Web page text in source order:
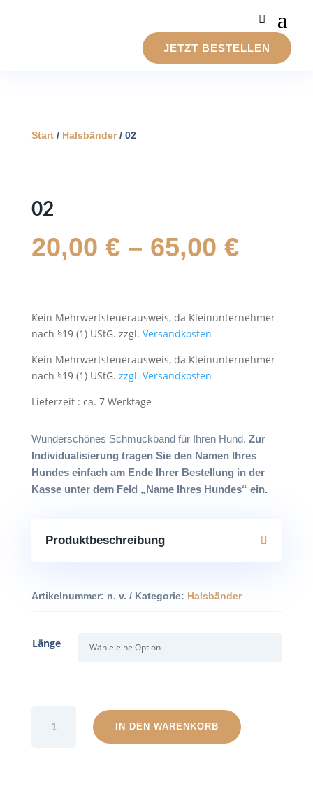
JETZT BESTELLEN
Start/ Halsbänder/ 02
02
20,00 €– 65,00 €
Kein Mehrwertsteuerausweis, da Kleinunternehmer
nach §19 (1) UStG. zzgl. Versandkosten
Kein Mehrwertsteuerausweis, da Kleinunternehmer
nach §19 (1) UStG. zzgl. Versandkosten
Lieferzeit : ca. 7 Werktage
Wunderschönes Schmuckband für Ihren Hund. Zur
Individualisierung tragen Sie den Namen Ihres
Hundes einfach am Ende Ihrer Bestellung in der
Kasse unter dem Feld „Name Ihres Hundes“ ein.
Produktbeschreibung
Artikelnummer: n. v. Kategorie: Halsbänder
Länge
Menge
IN DEN WARENKORB